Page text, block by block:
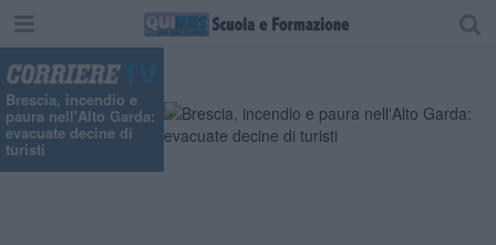
Brescia, incendio e
paura nell'Alto Garda:
evacuate decine di
turisti